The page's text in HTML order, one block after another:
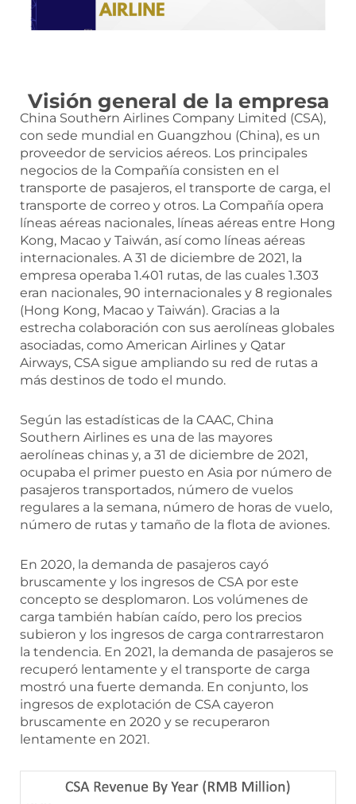
Visión general de la empresa
China Southern Airlines Company Limited (CSA),
con sede mundial en Guangzhou (China), es un
proveedor de servicios aéreos. Los principales
negocios de la Compañía consisten en el
transporte de pasajeros, el transporte de carga, el
transporte de correo y otros. La Compañía opera
líneas aéreas nacionales, líneas aéreas entre Hong
Kong, Macao y Taiwán, así como líneas aéreas
internacionales. A 31 de diciembre de 2021, la
empresa operaba 1.401 rutas, de las cuales 1.303
eran nacionales, 90 internacionales y 8 regionales
(Hong Kong, Macao y Taiwán). Gracias a la
estrecha colaboración con sus aerolíneas globales
asociadas, como American Airlines y Qatar
Airways, CSA sigue ampliando su red de rutas a
más destinos de todo el mundo.
Según las estadísticas de la CAAC, China
Southern Airlines es una de las mayores
aerolíneas chinas y, a 31 de diciembre de 2021,
ocupaba el primer puesto en Asia por número de
pasajeros transportados, número de vuelos
regulares a la semana, número de horas de vuelo,
número de rutas y tamaño de la flota de aviones.
En 2020, la demanda de pasajeros cayó
bruscamente y los ingresos de CSA por este
concepto se desplomaron. Los volúmenes de
carga también habían caído, pero los precios
subieron y los ingresos de carga contrarrestaron
la tendencia. En 2021, la demanda de pasajeros se
recuperó lentamente y el transporte de carga
mostró una fuerte demanda. En conjunto, los
ingresos de explotación de CSA cayeron
bruscamente en 2020 y se recuperaron
lentamente en 2021.